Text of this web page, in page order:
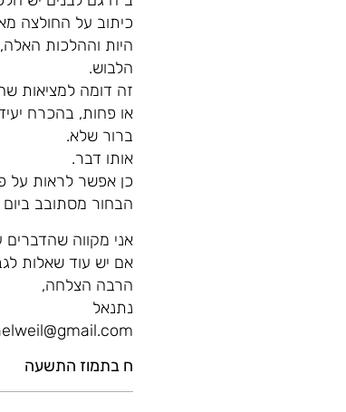
כיתוב על החולצה
היות וההלכות
הלבוש.
זה דומה למציאות
או פחות, בהכרח
ברור שלא.
אותו דבר.
כן אפשר לראות על
הבחור מסתובב ביום
אני מקווה שהדברים
אם יש עוד שאלות
הרבה הצלחה,
נתנאל
ח בתמוז התשעה